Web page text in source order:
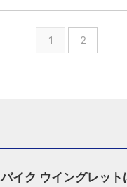
1 2
バイク ウイングレット